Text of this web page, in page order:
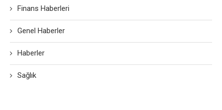
Finans Haberleri
Genel Haberler
Haberler
Sağlık